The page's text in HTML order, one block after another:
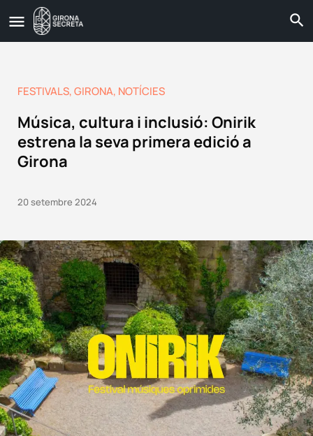
FESTIVALS,GIRONA, NOTÍCIES
Música, cultura i inclusió: Onirik
estrena la seva primera edició a
Girona
20 setembre 2024